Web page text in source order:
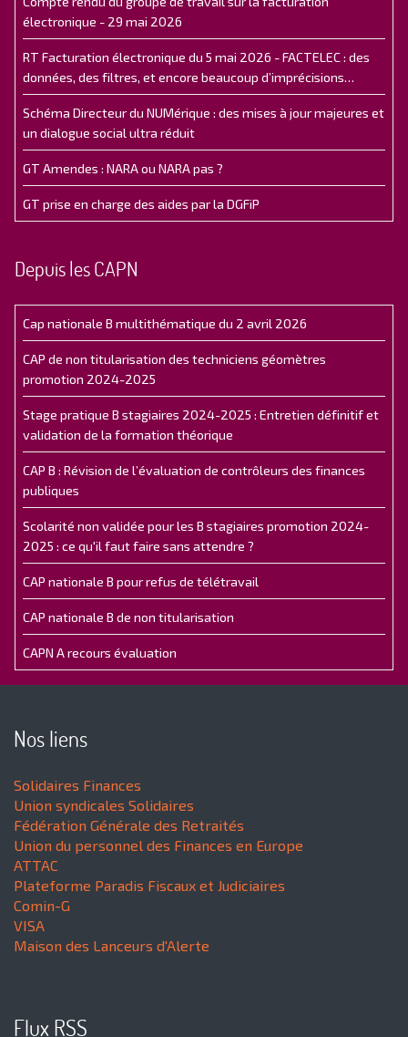
électronique - 29 mai 2026
RT Facturation électronique du 5 mai 2026 - FACTELEC : des
données, des filtres, et encore beaucoup d’imprécisions…
Schéma Directeur du NUMérique : des mises à jour majeures et
un dialogue social ultra réduit
GT Amendes : NARA ou NARA pas ?
GT prise en charge des aides par la DGFiP
Depuis les CAPN
Cap nationale B multithématique du 2 avril 2026
CAP de non titularisation des techniciens géomètres
promotion 2024-2025
Stage pratique B stagiaires 2024-2025 : Entretien définitif et
validation de la formation théorique
CAP B : Révision de l’évaluation de contrôleurs des finances
publiques
Scolarité non validée pour les B stagiaires promotion 2024-
2025 : ce qu'il faut faire sans attendre ?
CAP nationale B pour refus de télétravail
CAP nationale B de non titularisation
CAPN A recours évaluation
Nos liens
Solidaires Finances
Union syndicales Solidaires
Fédération Générale des Retraités
Union du personnel des Finances en Europe
ATTAC
Plateforme Paradis Fiscaux et Judiciaires
Comin-G
VISA
Maison des Lanceurs d'Alerte
Flux RSS